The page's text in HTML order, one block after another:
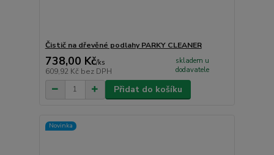
Čistič na dřevěné podlahy PARKY CLEANER
738,00 Kč/ks
609,92 Kč bez DPH
skladem u
dodavatele
Přidat do košíku
Novinka